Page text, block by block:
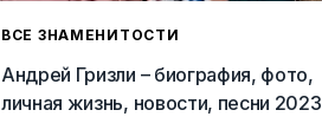
ВСЕ ЗНАМЕНИТОСТИ
Андрей Гризли – биография, фото,
личная жизнь, новости, песни 2023